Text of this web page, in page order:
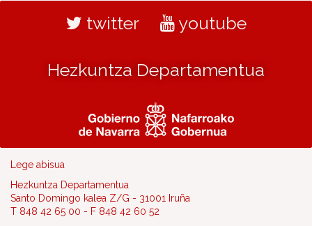
twitter youtube
Hezkuntza Departamentua
Lege abisua
Hezkuntza Departamentua
Santo Domingo kalea Z/G - 31001 Iruña
T 848 42 65 00 - F 848 42 60 52